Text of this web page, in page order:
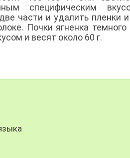
специфическим
части и удалить пленки
Почки ягненка темного
и весят около 60 г.